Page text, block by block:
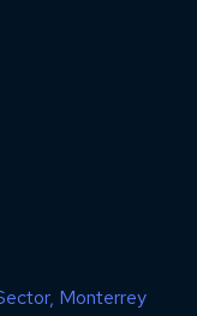
Monterrey